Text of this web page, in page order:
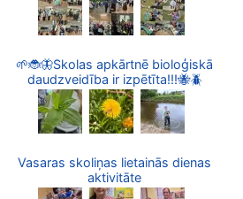
🌱🐞🦋Skolas apkārtnē bioloģiskā
daudzveidība ir izpētīta!!!🐝🪲
Vasaras skoliņas lietainās dienas
aktivitāte